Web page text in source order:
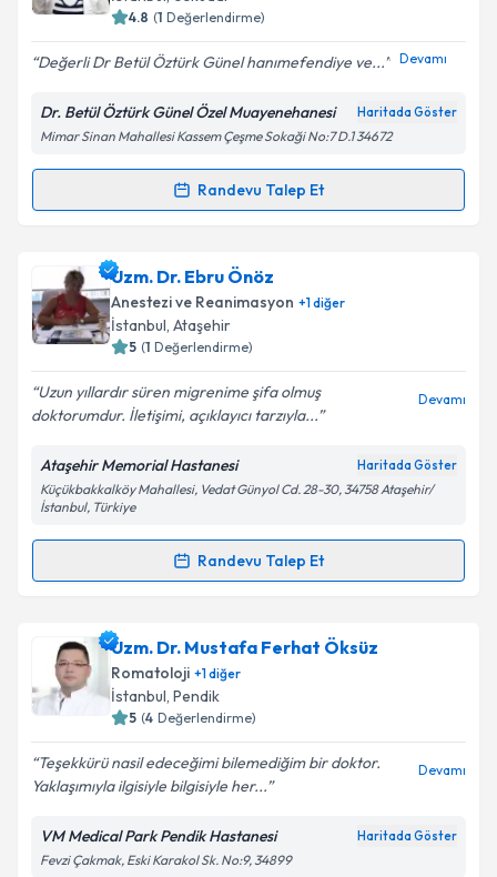
bilgilendireceğiz.
E-posta Adresiniz
Kişisel verilerimin işlenmesine ilişkinAydınlatma
'ni okudum ve kişisel verilerimin belirtilen
kapsamda işlenmesini kabul ediyorum.
Takvim Talebini Gönder
4.8 (1 Değerlendirme)
Değerli Dr Betül Öztürk Günel hanımefendiye ve... Devamı
Dr. Betül Öztürk Günel Özel Muayenehanesi Haritada Göster
Mimar Sinan Mahallesi Kassem Çeşme Sokaği No:7 D.1 34672
Randevu Talep Et
Randevu Takvimi Talebi
Dr. Betül Öztürk Güneliçin randevu takvimi talebi
oluşturun. Size bu uzmandan randevu almanız için bir
takvim hazırlandığında e-posta ile bilgilendireceğiz.
Kişisel verilerimin işlenmesine ilişkin
Aydınlatma
Metni'ni okudum ve kişisel verilerimin belirtilen
kapsamda işlenmesini kabul ediyorum.
Takvim Talebini Gönder
Uzm. Dr. Ebru Önöz
Anestezi ve Reanimasyon +1diğer
İstanbul, Ataşehir
5 (1 Değerlendirme)
Uzun yıllardır süren migrenime şifa olmuş
doktorumdur. İletişimi, açıklayıcı tarzıyla...
Devamı
Ataşehir Memorial Hastanesi Haritada Göster
Küçükbakkalköy Mahallesi, Vedat Günyol Cd. 28-30, 34758 Ataşehir/
İstanbul, Türkiye
Randevu Talep Et
Randevu Takvimi Talebi
Uzm. Dr. Ebru Önöziçin randevu takvimi talebi
oluşturun. Size bu uzmandan randevu almanız için bir
takvim hazırlandığında e-posta ile bilgilendireceğiz.
Kişisel verilerimin işlenmesine ilişkin
Aydınlatma
Metni'ni okudum ve kişisel verilerimin belirtilen
Uzm. Dr. Mustafa Ferhat Öksüz
Romatoloji +1diğer
İstanbul, Pendik
5 (4 Değerlendirme)
Teşekkürü nasil edeceğimi bilemediğim bir doktor.
Yaklaşımıyla ilgisiyle bilgisiyle her...
Devamı
VM Medical Park Pendik Hastanesi Haritada Göster
Fevzi Çakmak, Eski Karakol Sk. No:9, 34899